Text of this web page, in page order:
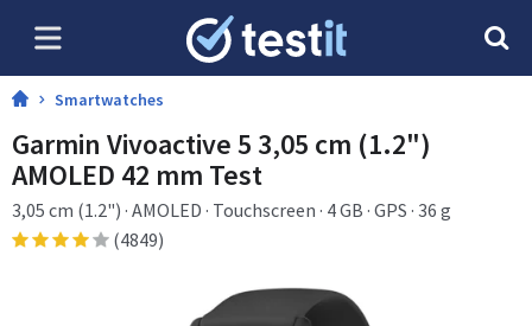
Smartwatches
Garmin Vivoactive 5 3,05 cm (1.2")
AMOLED 42 mm Test
3,05 cm (1.2") · AMOLED · Touchscreen · 4 GB · GPS · 36 g
(4849)